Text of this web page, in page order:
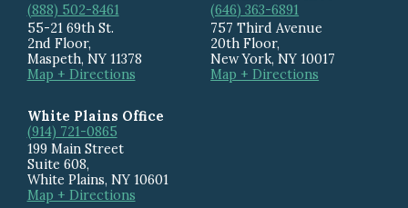
(888) 502-8461
55-21 69th St.
2nd Floor,
Maspeth, NY 11378
Map + Directions
(646) 363-6891
757 Third Avenue
20th Floor,
New York,NY 10017
Map + Directions
White Plains Office
(914) 721-0865
199 Main Street
Suite 608,
White Plains, NY 10601
Map + Directions